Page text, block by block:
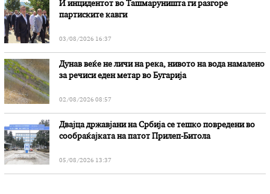
И инцидентот во Ташмаруништa ги разгоре
партиските кавги
03/08/2026 16:37
Дунав веќе не личи на река, нивото на вода намалено
за речиси еден метар во Бугарија
02/08/2026 08:57
Двајца државјани на Србија се тешко повредени во
сообраќајката на патот Прилеп-Битола
05/08/2026 13:37